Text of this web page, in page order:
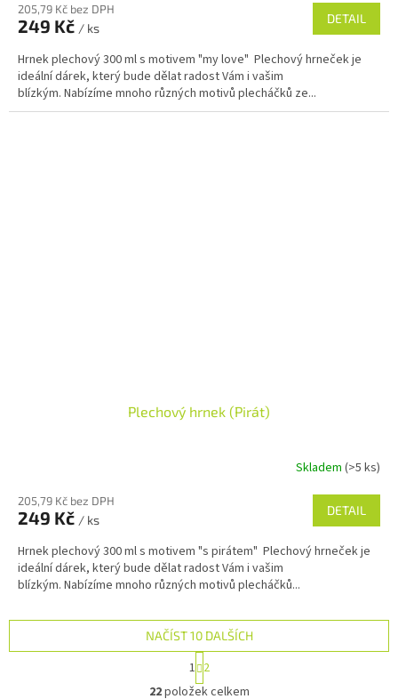
205,79 Kč bez DPH
249 Kč / ks
DETAIL
Hrnek plechový 300 ml s motivem "my love" Plechový hrneček je
ideální dárek, který bude dělat radost Vám i vašim
blízkým. Nabízíme mnoho různých motivů plecháčků ze...
Plechový hrnek (Pirát)
Skladem (>5 ks)
205,79 Kč bez DPH
249 Kč / ks
DETAIL
Hrnek plechový 300 ml s motivem "s pirátem" Plechový hrneček je
ideální dárek, který bude dělat radost Vám i vašim
blízkým. Nabízíme mnoho různých motivů plecháčků...
O
NAČÍST 10 DALŠÍCH
t
r
1 2
22položek celkem